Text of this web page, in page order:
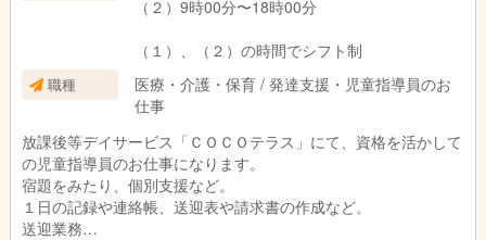
（２）9時00分〜18時00分
（１）、（２）の時間でシフト制
職種
医療・介護・保育 / 発達支援・児童指導員のお
仕事
放課後等デイサービス「ＣＯＣＯテラス」にて、資格を活かして
の児童指導員のお仕事になります。
宿題をみたり、個別支援など。
１日の記録や連絡帳、送迎表や請求書の作成など。
送迎業務